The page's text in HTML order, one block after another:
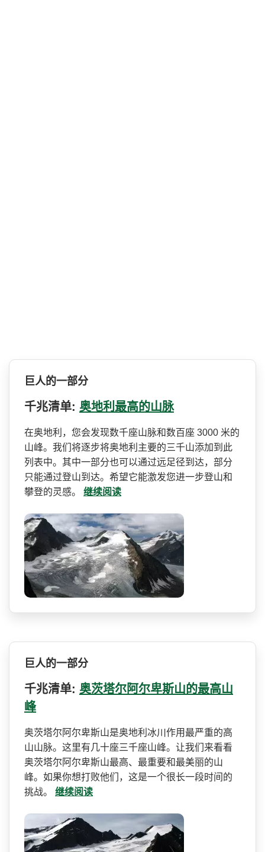
巨人的一部分
千兆清单: 奥地利最高的山脉
在奥地利，您会发现数千座山脉和数百座 3000 米的
山峰。我们将逐步将奥地­利主要的三千山添加到此
列表中。其中一部分也可以通­过远足径到达，部分
只能通过登山到达。希望它能激发­您进一步登山和
攀登的灵感。 继续阅读
巨人的一部分
千兆清单: 奥茨塔尔阿尔卑斯山的最高山
峰
奥茨塔尔阿尔卑斯山是奥地利­冰川作用最严重的高
山山脉。这里有几十座三千座山峰­。让我们来看看
奥茨塔尔阿尔卑斯山最高、最重要和最­美丽的山
峰。如果你想打败他们，这是一个很长一段时­间的
挑战。 继续阅读